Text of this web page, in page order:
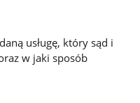
usługę, który sąd i
w jaki sposób